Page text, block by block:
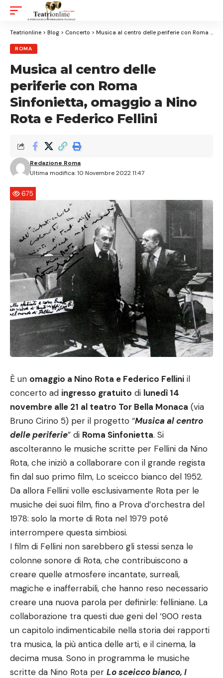
Resizer
Teatrionline > Blog > Concerto > Musica al centro delle periferie con Roma Sinfonietta, omaggio a Nino Rota e Federico Fellini
ROMA
Musica al centro delle
periferie con Roma
Sinfonietta, omaggio a Nino
Rota e Federico Fellini
Ultima modifica: 10 Novembre 2022 11:47
Redazione Roma
675
È un omaggio a Nino Rota e Federico Fellini il
concerto ad ingresso gratuito di lunedì 14
novembre alle 21 al teatro Tor Bella Monaca (via
Bruno Cirino 5) per il progetto “Musica al centro
delle periferie” di Roma Sinfonietta. Si
ascolteranno le musiche scritte per Fellini da Nino
Rota, che iniziò a collaborare con il grande regista
fin dal suo primo film, Lo sceicco bianco del 1952.
Da allora Fellini volle esclusivamente Rota per le
musiche dei suoi film, fino a Prova d’orchestra del
1978: solo la morte di Rota nel 1979 poté
interrompere questa simbiosi.
I film di Fellini non sarebbero gli stessi senza le
colonne sonore di Rota, che contribuiscono a
creare quelle atmosfere incantate, surreali,
magiche e inafferrabili, che hanno reso necessario
creare una nuova parola per definirle: felliniane. La
collaborazione tra questi due geni del ‘900 resta
un capitolo indimenticabile nella storia dei rapporti
tra musica, la più antica delle arti, e il cinema, la
decima musa. Sono in programma le musiche
scritte da Nino Rota per Lo sceicco bianco, I